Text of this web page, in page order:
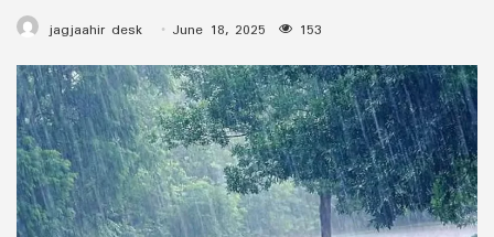
jagjaahir desk June 18, 2025 153